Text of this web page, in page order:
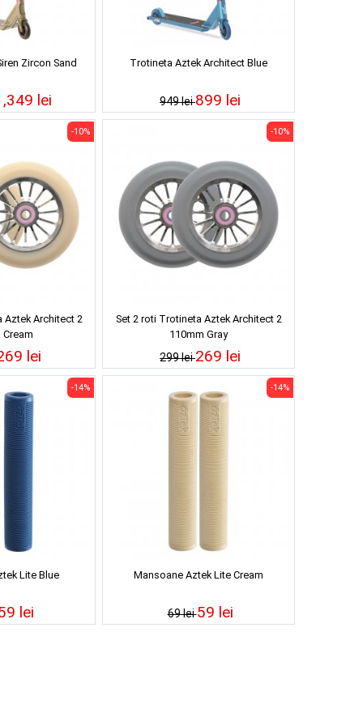
Zircon Sand
lei
Trotineta Aztek Architect Blue
949 lei899 lei
Aztek Architect 2
-10%
lei
Set 2 roti Trotineta Aztek Architect 2
110mm Gray
299 lei
-10%
269 lei
Lite Blue
-14%
lei
Mansoane Aztek Lite Cream
69 lei
-14%
59 lei